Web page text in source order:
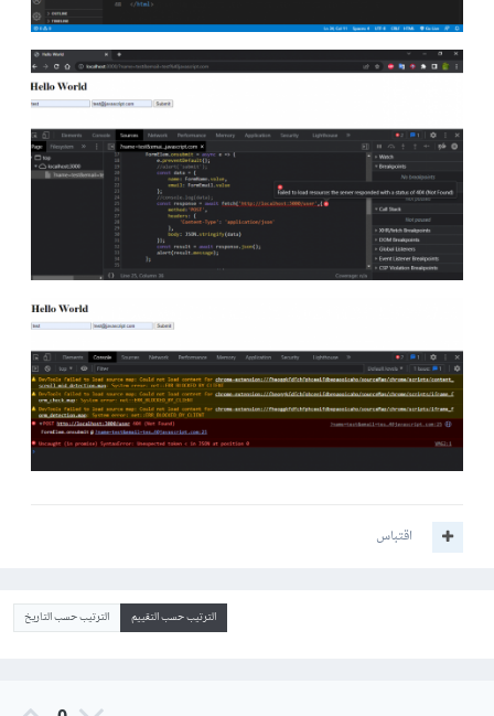
اقتباس
الترتيب حسب التقييم الترتيب حسب التاريخ